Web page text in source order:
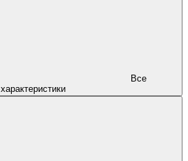
характеристики